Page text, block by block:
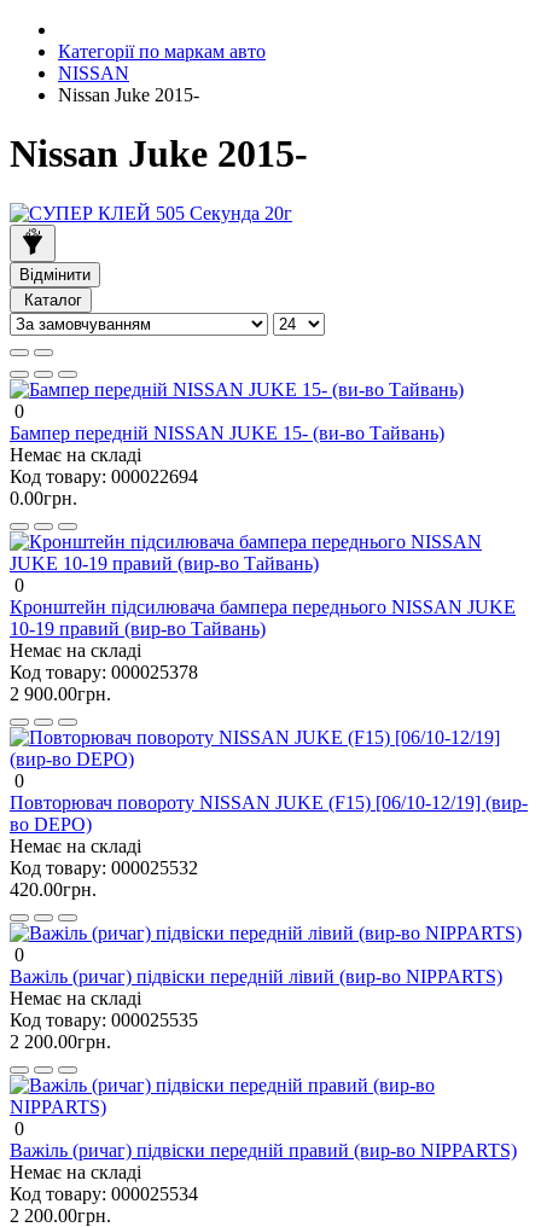
Категорії по маркам авто
NISSAN
Nissan Juke 2015-
Nissan Juke 2015-
Відмінити
Каталог
0
Бампер передній NISSAN JUKE 15- (ви-во Тайвань)
Немає на складі
Код товару: 000022694
0.00грн.
0
Кронштейн підсилювача бампера переднього NISSAN JUKE
10-19 правий (вир-во Тайвань)
Немає на складі
Код товару: 000025378
2 900.00грн.
0
Повторювач повороту NISSAN JUKE (F15) [06/10-12/19] (вир-
во DEPO)
Немає на складі
Код товару: 000025532
420.00грн.
0
Важіль (ричаг) підвіски передній лівий (вир-во NIPPARTS)
Немає на складі
Код товару: 000025535
2 200.00грн.
0
Важіль (ричаг) підвіски передній правий (вир-во NIPPARTS)
Немає на складі
Код товару: 000025534
2 200.00грн.